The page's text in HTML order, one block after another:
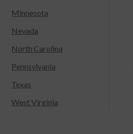
Minnesota
Nevada
North Carolina
Pennsylvania
Texas
West Virginia